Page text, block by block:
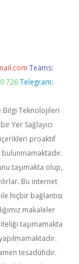
Teams:
726 Telegram:
Bilgi Teknolojileri
Yer Sağlayıcı
proaktif
taşımakta olup,
Bu internet
hiçbir bağlantısı
makaleler
taşımamakta
tesadüfidir.